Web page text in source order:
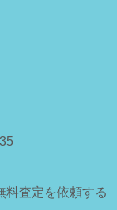
料査定を依頼する